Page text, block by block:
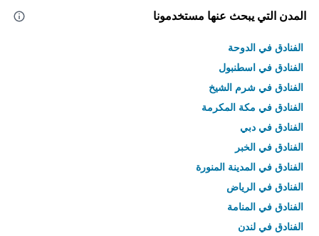
المدن التي يبحث عنها مستخدمونا
الفنادق في الدوحة
الفنادق في اسطنبول
الفنادق في شرم الشيخ
الفنادق في مكة المكرمة
الفنادق في دبي
الفنادق في الخبر
الفنادق في المدينة المنورة
الفنادق في الرياض
الفنادق في المنامة
الفنادق في لندن